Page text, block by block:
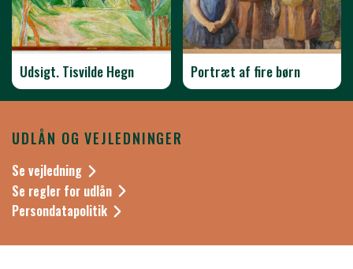
Udsigt. Tisvilde Hegn Portræt af fire børn
UDLÅN OG VEJLEDNINGER
Se vejledning
Se regler for udlån
Persondatapolitik